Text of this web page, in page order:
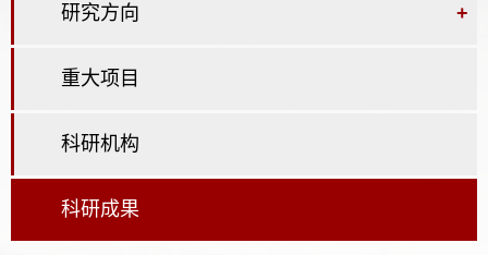
研究方向 +
重大项目
科研机构
科研成果